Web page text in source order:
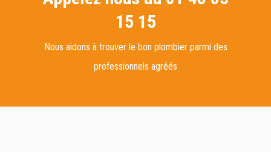
15 15
Nous aidons à trouver le bon plombier parmi des
professionnels agréés